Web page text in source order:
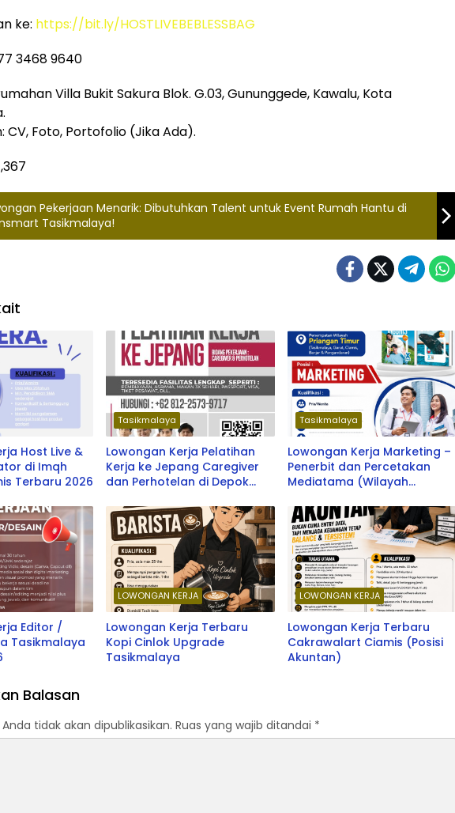
ke: https://bit.ly/HOSTLIVEBEBLESSBAG
3468 9640
Villa Bukit Sakura Blok. G.03, Gununggede, Kawalu, Kota
CV, Foto, Portofolio (Jika Ada).
Pekerjaan Menarik: Dibutuhkan Talent untuk Event Rumah Hantu di
Tasikmalaya!
Host Live &
di Imqh
Terbaru 2026
Tasikmalaya
Lowongan Kerja Pelatihan
Kerja ke Jepang Caregiver
dan Perhotelan di Depok
Depok School
Tasikmalaya
Lowongan Kerja Marketing –
Penerbit dan Percetakan
Mediatama (Wilayah
2026
Editor /
Tasikmalaya
LOWONGAN KERJA
Lowongan Kerja Terbaru
Kopi Cinlok Upgrade
Tasikmalaya
LOWONGAN KERJA
Lowongan Kerja Terbaru
Cakrawalart Ciamis (Posisi
Akuntan)
Balasan
tidak akan dipublikasikan. Ruas yang wajib ditandai *